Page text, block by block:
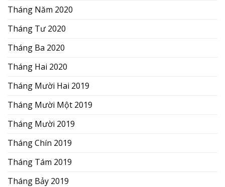
Tháng Năm 2020
Tháng Tư 2020
Tháng Ba 2020
Tháng Hai 2020
Tháng Mười Hai 2019
Tháng Mười Một 2019
Tháng Mười 2019
Tháng Chín 2019
Tháng Tám 2019
Tháng Bảy 2019